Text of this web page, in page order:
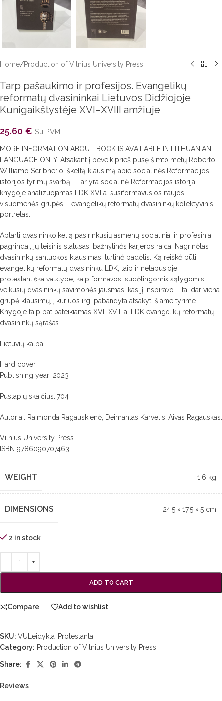
Home/Production of Vilnius University Press
Tarp pašaukimo ir profesijos. Evangelikų
reformatų dvasininkai Lietuvos Didžiojoje
Kunigaikštystėje XVI–XVIII amžiuje
25.60 € Su PVM
MORE INFORMATION ABOUT BOOK IS AVAILABLE IN LITHUANIAN
LANGUAGE ONLY. Atsakant į beveik prieš pusę šimto metų Roberto
Williamo Scribnerio iškeltą klausimą apie socialinės Reformacijos
istorijos tyrimų svarbą – „ar yra socialinė Reformacijos istorija“ –
knygoje analizuojamas LDK XVI a. susiformavusios naujos
visuomenės grupės – evangelikų reformatų dvasininkų kolektyvinis
portretas.
Aptarti dvasininko kelią pasirinkusių asmenų socialiniai ir profesiniai
pagrindai, jų teisinis statusas, bažnytinės karjeros raida. Nagrinėtas
dvasininkų santuokos klausimas, turtinė padėtis. Ką reiškė būti
evangelikų reformatų dvasininku LDK, taip ir netapusioje
protestantiška valstybe, kaip formavosi sudėtingomis sąlygomis
veikusių dvasininkų savimonės jausmas, kas jį inspiravo – tai dar viena
grupė klausimų, į kuriuos irgi pabandyta atsakyti šiame tyrime.
Knygoje taip pat pateikiamas XVI–XVIII a. LDK evangelikų reformatų
dvasininkų sąrašas.
Lietuvių kalba
Hard cover
Publishing year: 2023
Puslapių skaičius: 704
Autoriai: Raimonda Ragauskienė, Deimantas Karvelis, Aivas Ragauskas.
Vilnius University Press
ISBN 9786090707463
WEIGHT 1.6 kg
DIMENSIONS 24.5 × 17.5 × 5 cm
2 in stock
ADD TO CART
Compare Add to wishlist
SKU: VULeidykla_Protestantai
Category: Production of Vilnius University Press
Share:
Reviews